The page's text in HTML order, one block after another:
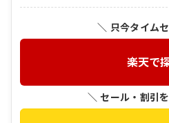
＼ 只今タイム
楽天で
＼ セール・割引